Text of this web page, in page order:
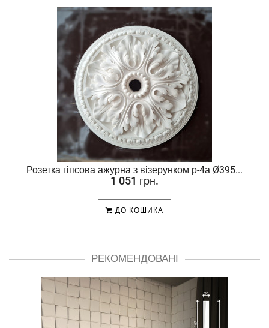
Розетка гіпсова ажурна з візерунком р-4а Ø395...
1 051 грн.
ДО КОШИКА
РЕКОМЕНДОВАНІ